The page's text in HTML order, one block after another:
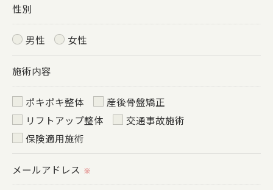
必要な情報を頂けない場合は、それに対応した当社
のサービスをご提供できない場合がございますので
＜個人情報の開示･訂正・削除･利用停止の手続につ
いて＞
当社では、お客様の個人情報の開示･訂正･削除・利
用停止の手続を定めさせて頂いております。
性別
男性 女性
施術内容
ポキポキ整体
産後骨盤矯正
リフトアップ整体
交通事故施術
保険適用施術
メールアドレス ※